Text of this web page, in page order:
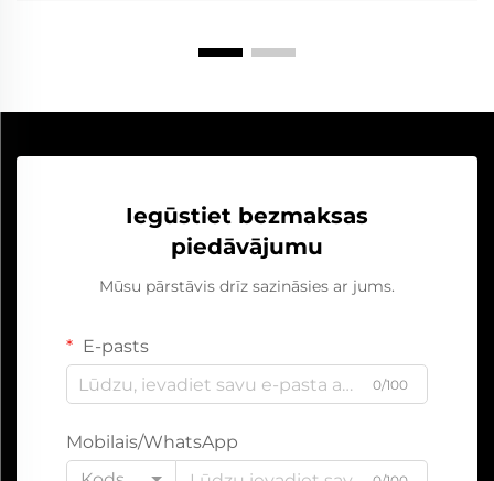
Iegūstiet bezmaksas
piedāvājumu
Mūsu pārstāvis drīz sazināsies ar jums.
E-pasts
0/100
Mobilais/WhatsApp